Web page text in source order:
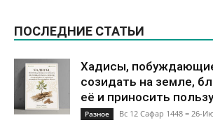
ПОСЛЕДНИЕ СТАТЬИ
Хадисы,
созидать на земле,
её и приносить
Разное Вс 12 Сафар 1448 = 26-